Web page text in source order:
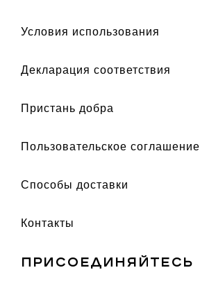
условия использования
декларация соответствия
Пристань добра
Пользовательское соглашение
Способы доставки
Контакты
ПРИСОЕДИНЯЙТЕСЬ